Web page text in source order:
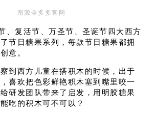
图源金多多官网
、复活节、万圣节、圣诞节四大西方
节日糖果系列，每款节日糖果都拥
意。
到西方儿童在搭积木的时候，出于
喜欢把色彩鲜艳积木塞到嘴里咬一
研发团队带来了启发，用明胶糖果
吃的积木可不可以？